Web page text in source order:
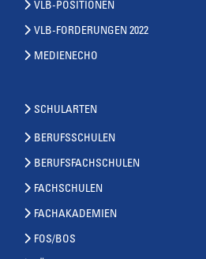
VLB-POSITIONEN
VLB-FORDERUNGEN 2022
MEDIENECHO
SCHULARTEN
BERUFSSCHULEN
BERUFSFACHSCHULEN
FACHSCHULEN
FACHAKADEMIEN
FOS/BOS